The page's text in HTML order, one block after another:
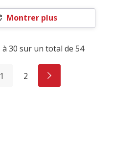
Montrer plus
à 30 sur un total de 54
1 2